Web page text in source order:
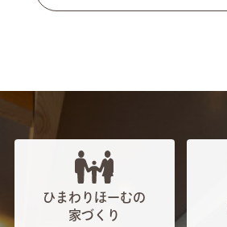
ひまわりほーむの
家づくり